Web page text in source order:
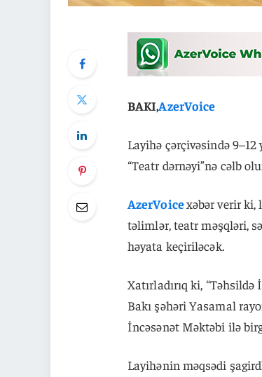
BAKI,AzerVoice
Layihə çərçivəsində 9–12
“Teatr dərnəyi”nə cəlb
AzerVoicexəbər verir ki,
təlimlər, teatr məşqləri,
həyata keçiriləcək.
Xatırladırıq ki,
Bakı şəhəri Yasamal
İncəsənət Məktəbi ilə
Layihənin məqsədi